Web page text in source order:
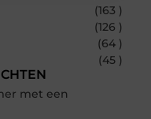
(163 )
(126 )
(64 )
(45 )
met een